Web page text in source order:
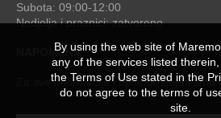
Subota: 09:00-12:00
Nedjelja i praznici: zatvoreno
NAPOMENA
Za sve informacije i upite dostupni smo
By using the web site of
any of the services listed
the Terms of Use stated in the
do not agree to the terms of
site.